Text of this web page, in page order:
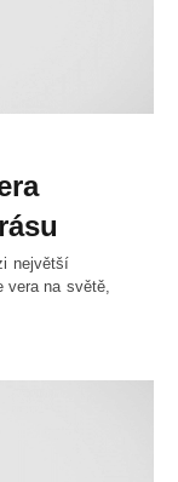
největší
vera na světě,